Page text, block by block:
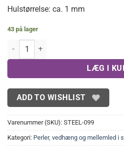
Hulstørrelse: ca. 1 mm
43 på lager
Sildebensblade, vedhæng i stål 20
LÆG I
ADD TO WISHLIST
Varenummer (SKU): STEEL-099
Kategori: Perler, vedhæng og mellemled i